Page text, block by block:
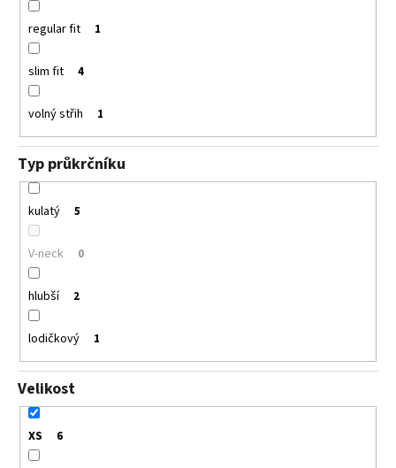
regular fit 1
slim fit 4
volný střih 1
Typ průkrčníku
kulatý 5
V-neck 0
hlubší 2
lodičkový 1
Velikost
XS 6